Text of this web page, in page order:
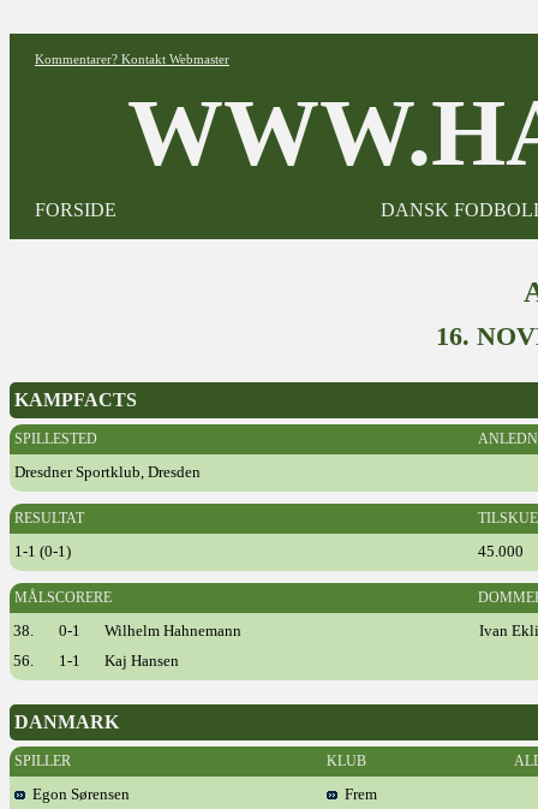
Kommentarer? Kontakt Webmaster
FORSIDE DANSK
16.
KAMPFACTS
SPILLESTED
Dresdner Sportklub, Dresden
RESULTAT
1-1 (0-1) 45.000
MÅLSCORERE
38. 0-1 Wilhelm Hahnemann
Ivan
56.
1-1 Kaj Hansen
DANMARK
SPILLER KLUB
Egon Sørensen
Frem